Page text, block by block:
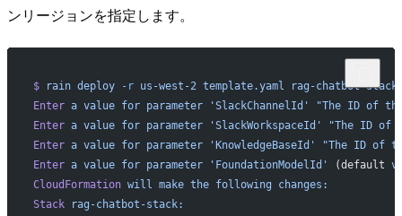
ンリージョンを指定します。
$ rain deploy -r us-west-2 template.yaml rag-chatbot-stack
Enter a value for parameter 'SlackChannelId'
"The ID of
Enter a value for parameter 'SlackWorkspaceId'
"The ID of
Enter a value for parameter 'KnowledgeBaseId'
"The ID of
Enter a value for parameter 'FoundationModelId' (default
CloudFormation will make the following changes:
Stack rag-chatbot-stack: